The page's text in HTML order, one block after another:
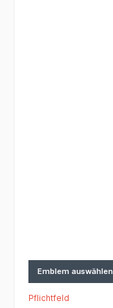
Emblem auswählen
Pflichtfeld